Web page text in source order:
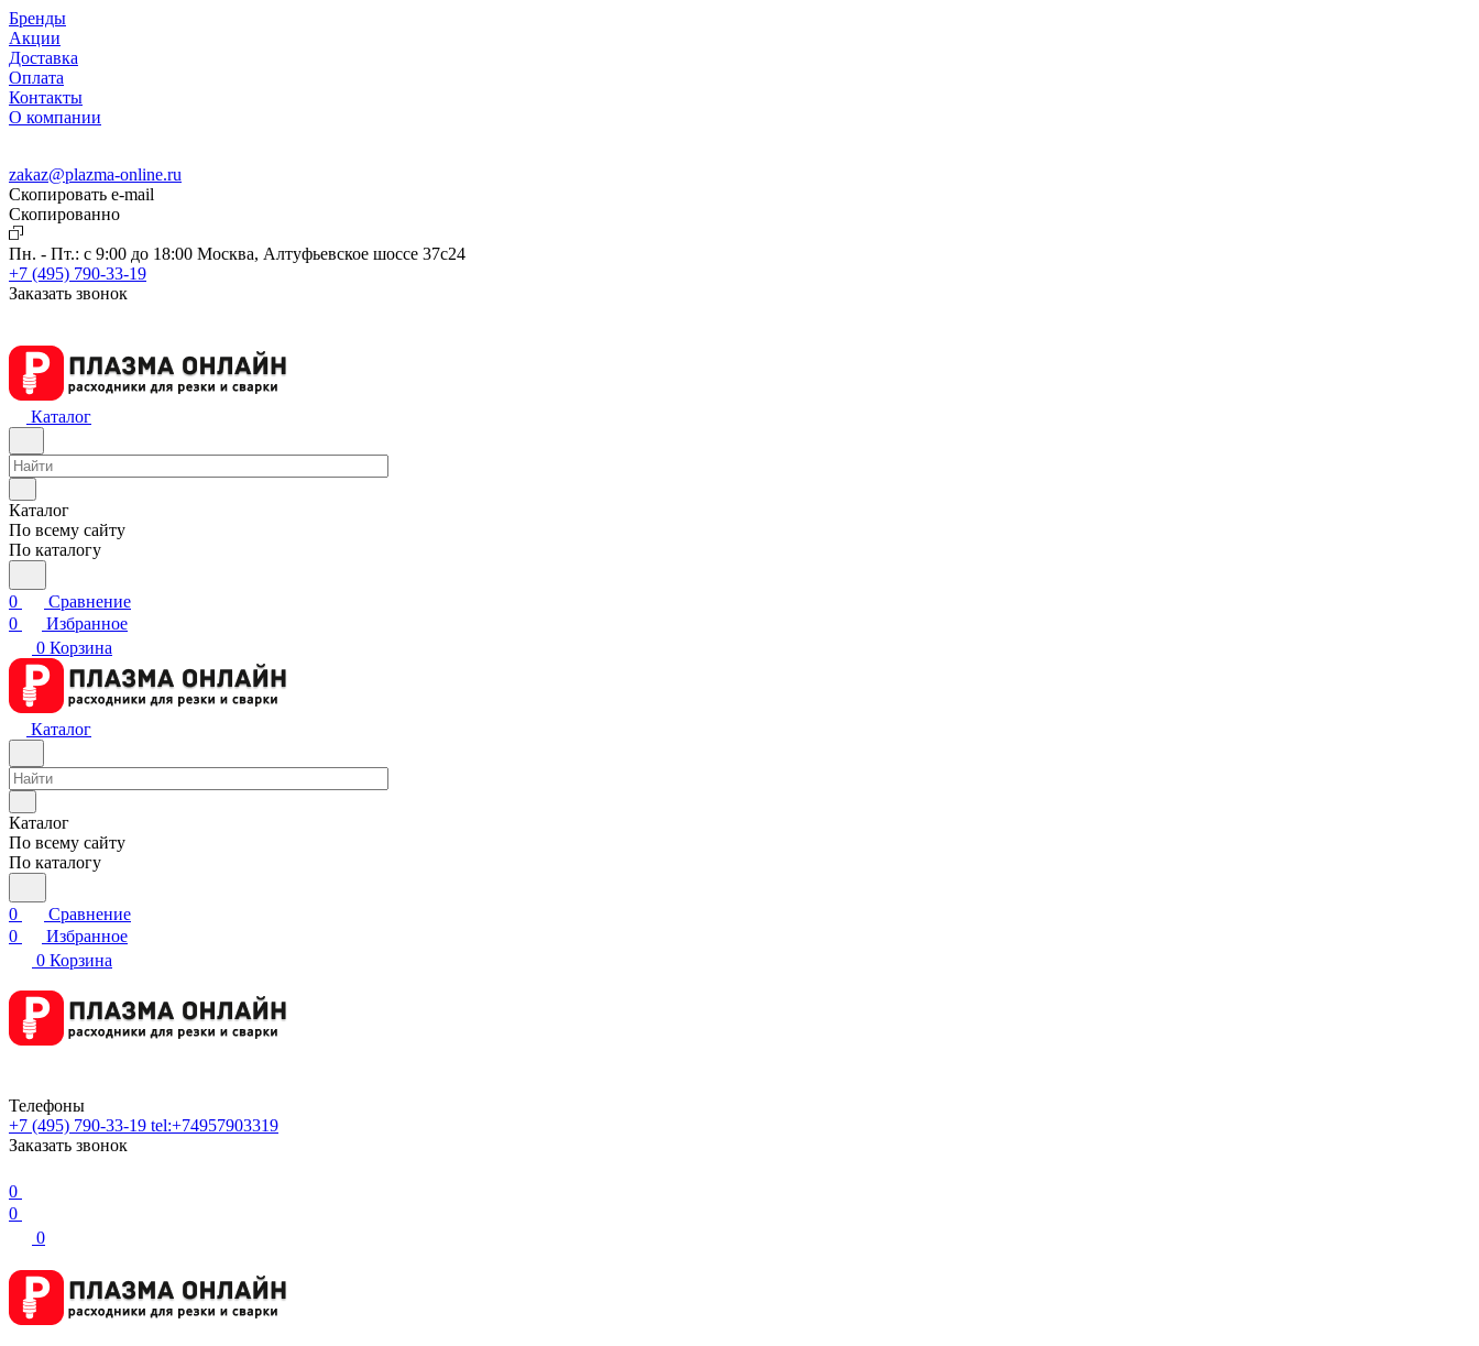
Бренды
Акции
Доставка
Оплата
Контакты
О компании
zakaz@plazma-online.ru
Скопировать e-mail
Cкопированно
Пн. - Пт.: с 9:00 до 18:00 Москва, Алтуфьевское шоссе 37с24
+7 (495) 790-33-19
Заказать звонок
Каталог
Каталог
По всему сайту
По каталогу
0
Сравнение
0
Избранное
0 Корзина
Каталог
Каталог
По всему сайту
По каталогу
0
Сравнение
0
Избранное
0 Корзина
Телефоны
+7 (495) 790-33-19 tel:+74957903319
Заказать звонок
0
0
0